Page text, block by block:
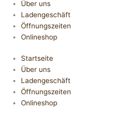
Über uns
Ladengeschäft
Öffnungszeiten
Onlineshop
Startseite
Über uns
Ladengeschäft
Öffnungszeiten
Onlineshop